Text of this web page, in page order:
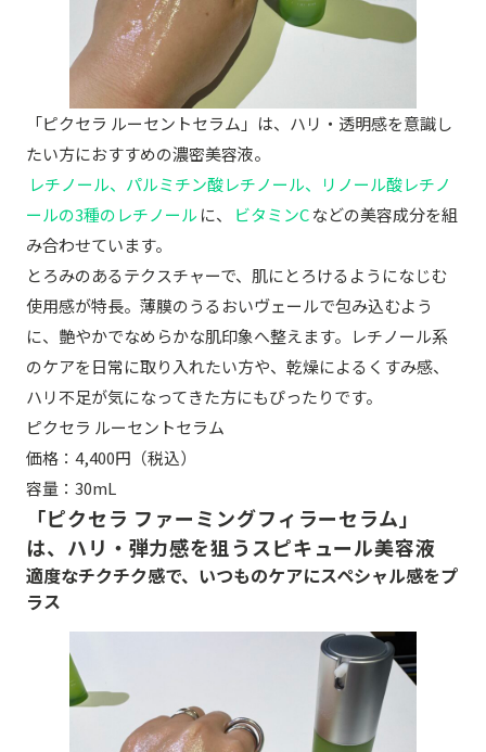
「ピクセラ ルーセントセラム」は、ハリ・透明感を意識し
たい方におすすめの濃密美容液。
レチノール、パルミチン酸レチノール、リノール酸レチノ
ールの3種のレチノール に、 ビタミンCなどの美容成分を組
み合わせています。
とろみのあるテクスチャーで、肌にとろけるようになじむ
使用感が特長。薄膜のうるおいヴェールで包み込むよう
に、艶やかでなめらかな肌印象へ整えます。レチノール系
のケアを日常に取り入れたい方や、乾燥によるくすみ感、
ハリ不足が気になってきた方にもぴったりです。
ピクセラ ルーセントセラム
価格：4,400円（税込）
容量：30mL
「ピクセラ ファーミングフィラーセラム」
は、ハリ・弾力感を狙うスピキュール美容液
適度なチクチク感で、いつものケアにスペシャル感をプ
ラス